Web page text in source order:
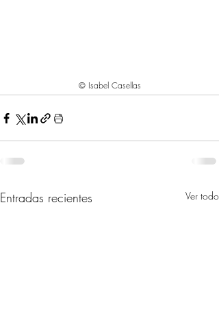
© Isabel Casellas
Entradas recientes Ver todo